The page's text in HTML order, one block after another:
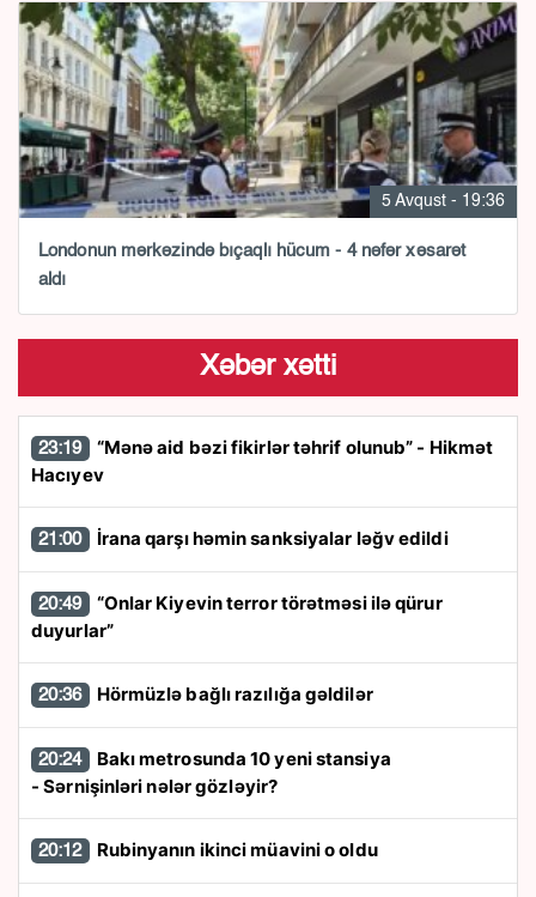
5 Avqust - 19:36
Londonun mərkəzində bıçaqlı hücum - 4 nəfər xəsarət
aldı
Xəbər xətti
23:19
Hacıyev
21:00 İrana qarşı həmin sanksiyalar ləğv edildi
20:49
duyurlar”
20:36 Hörmüzlə bağlı razılığa gəldilər
20:24
- Sərnişinləri nələr gözləyir?
20:12 Rubinyanın ikinci müavini o oldu